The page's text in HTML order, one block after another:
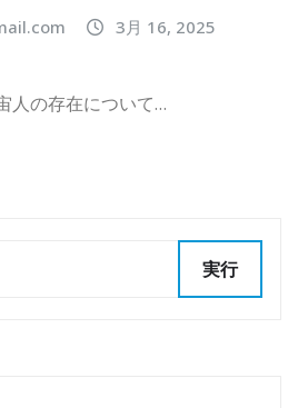
3月 16, 2025
人の存在について…
実行